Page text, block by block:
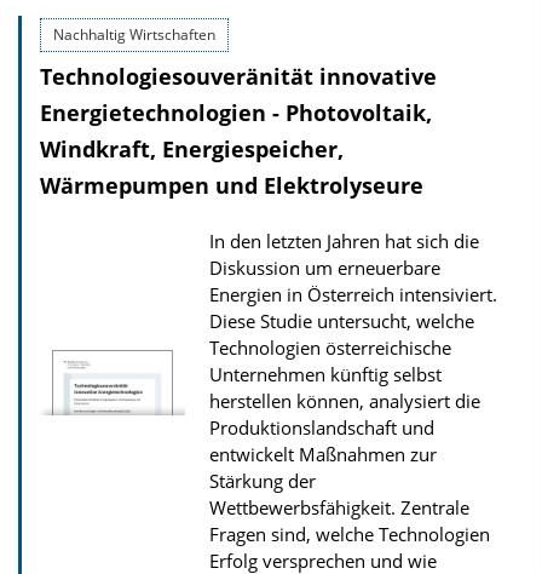
n
l
o
a
d
s
u
r
P
u
b
l
i
k
a
t
Nachhaltig Wirtschaften
Technologiesouveränität innovative
Energietechnologien - Photovoltaik,
Windkraft, Energiespeicher,
Wärmepumpen und Elektrolyseure
In den letzten Jahren hat sich die
Diskussion um erneuerbare
Energien in Österreich intensiviert.
Diese Studie untersucht, welche
Technologien österreichische
Unternehmen künftig selbst
herstellen können, analysiert die
Produktionslandschaft und
entwickelt Maßnahmen zur
Stärkung der
Wettbewerbsfähigkeit. Zentrale
Fragen sind, welche Technologien
Erfolg versprechen und wie